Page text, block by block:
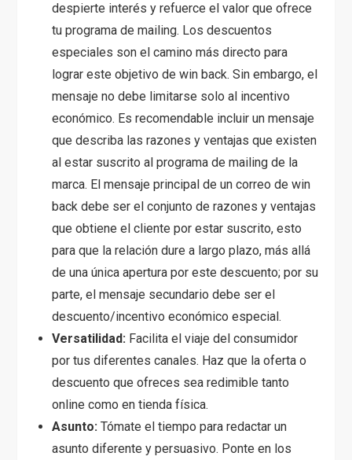
despierte interés y refuerce el valor que ofrece
tu programa de mailing. Los descuentos
especiales son el camino más directo para
lograr este objetivo de win back. Sin embargo, el
mensaje no debe limitarse solo al incentivo
económico. Es recomendable incluir un mensaje
que describa las razones y ventajas que existen
al estar suscrito al programa de mailing de la
marca. El mensaje principal de un correo de win
back debe ser el conjunto de razones y ventajas
que obtiene el cliente por estar suscrito, esto
para que la relación dure a largo plazo, más allá
de una única apertura por este descuento; por su
parte, el mensaje secundario debe ser el
descuento/incentivo económico especial.
Versatilidad: Facilita el viaje del consumidor
por tus diferentes canales. Haz que la oferta o
descuento que ofreces sea redimible tanto
online como en tienda física.
Asunto:Tómate el tiempo para redactar un
asunto diferente y persuasivo. Ponte en los